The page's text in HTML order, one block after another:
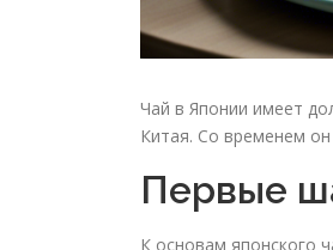
Чай в Японии имеет
Китая. Со временем
Первые
К основам японского